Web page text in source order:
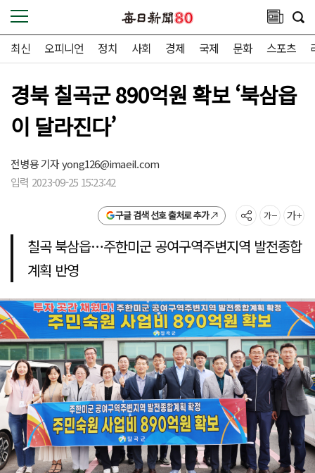
최신 오피니언 정치 사회 경제 국제 문화 스포츠
경북 칠곡군 890억원 확보 ‘북삼읍
이 달라진다’
전병용 기자yong126@imaeil.com
입력 2023-09-25 15:23:42
구글 검색 선호 출처로 추가
칠곡 북삼읍…주한미군 공여구역주변지역 발전종합
계획 반영